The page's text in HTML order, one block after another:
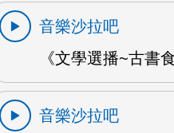
音樂沙拉吧
《文學選播~古書
音樂沙拉吧